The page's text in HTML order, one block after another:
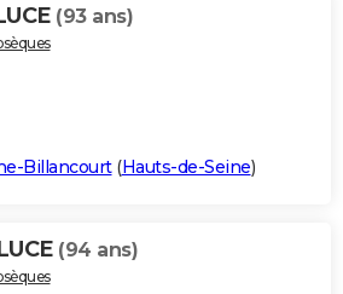
(93 ans)
Billancourt(Hauts-de-Seine)
(94 ans)